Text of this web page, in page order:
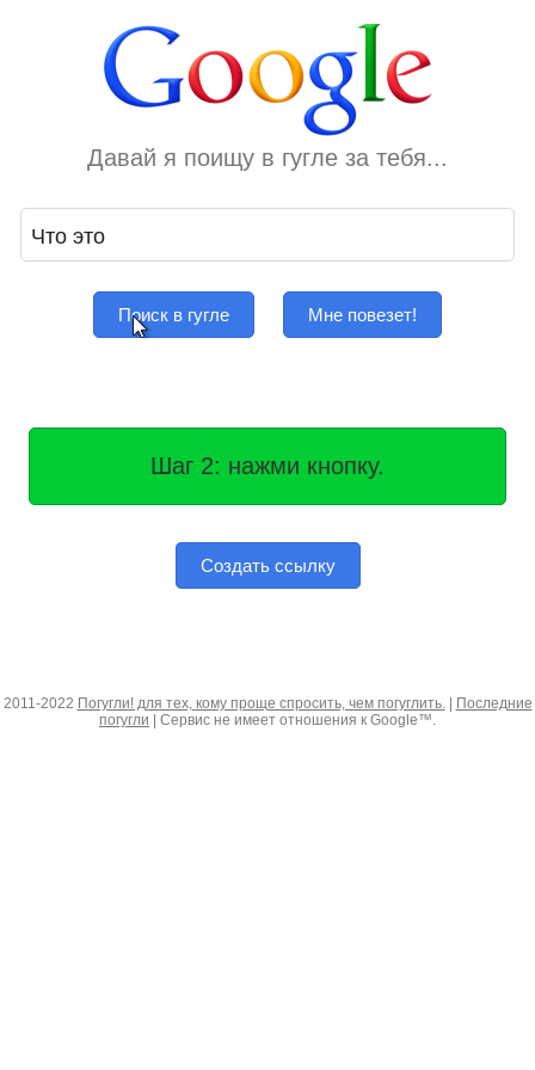
Давай я поищу в гугле за тебя...
Поиск в гугле Мне повезет!
Шаг 2: нажми кнопку.
Создать ссылку
2011-2022 Погугли! для тех, кому проще спросить, чем погуглить.|
Последние
погугли | Сервис не имеет отношения к Google™.